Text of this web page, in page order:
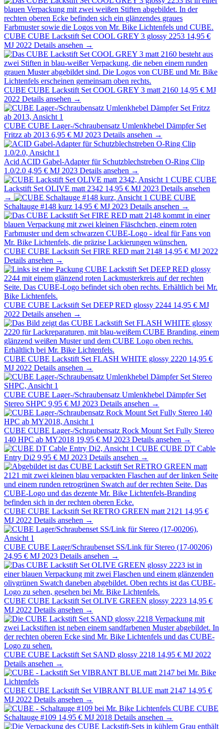
CUBE CUBE Lackstift Set COOL GREY 3 glossy 2253 14,95 €
MJ 2022 Details ansehen →
CUBE CUBE Lackstift Set COOL GREY 3 matt 2160 14,95 € MJ
2022 Details ansehen →
CUBE CUBE Lager-/Schraubensatz Umlenkhebel Dämpfer Set
Fritzz ab 2013 6,95 € MJ 2023 Details ansehen →
Acid ACID Gabel-Adapter für Schutzblechstreben O-Ring Clip
1.0/2.0 4,95 € MJ 2023 Details ansehen →
CUBE CUBE
Lackstift Set OLIVE matt 2342 14,95 € MJ 2023 Details ansehen
→
CUBE CUBE
Schaltauge #148 kurz 14,95 € MJ 2023 Details ansehen →
CUBE CUBE Lackstift Set FIRE RED matt 2148 14,95 € MJ 2022
Details ansehen →
CUBE CUBE Lackstift Set DEEP RED glossy 2244 14,95 € MJ
2022 Details ansehen →
CUBE CUBE Lackstift Set FLASH WHITE glossy 2220 14,95 €
MJ 2022 Details ansehen →
CUBE CUBE Lager-/Schraubensatz Umlenkhebel Dämpfer Set
Stereo SHPC 9,95 € MJ 2023 Details ansehen →
CUBE CUBE Lager-/Schraubensatz Rock Mount Set Fully Stereo
140 HPC ab MY2018 19,95 € MJ 2023 Details ansehen →
CUBE CUBE DT Cable
Entry Di2 9,95 € MJ 2023 Details ansehen →
CUBE CUBE Lackstift Set RETRO GREEN matt 2121 14,95 €
MJ 2022 Details ansehen →
CUBE CUBE Lager/Schraubenset SS/Link für Stereo (17-00206)
24,95 € MJ 2023 Details ansehen →
CUBE CUBE Lackstift Set OLIVE GREEN glossy 2223 14,95 €
MJ 2022 Details ansehen →
CUBE CUBE Lackstift Set SAND glossy 2218 14,95 € MJ 2022
Details ansehen →
CUBE CUBE Lackstift Set VIBRANT BLUE matt 2147 14,95 €
MJ 2022 Details ansehen →
CUBE CUBE
Schaltauge #109 14,95 € MJ 2018 Details ansehen →